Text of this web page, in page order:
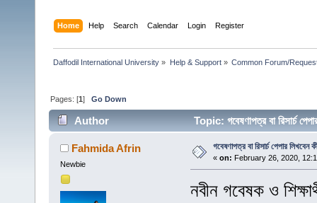
Home Help Search Calendar Login Register
Daffodil International University » Help & Support» Common Forum/
Pages: [1]Go Down
Author Topic: গবেষণাপত্র বা রিসার্চ
Fahmida Afrin
Newbie
গবেষণাপত্র বা রিসার্চ পেপার লিখবেন
« on: February 26, 2020,
নবীন গবেষক ও